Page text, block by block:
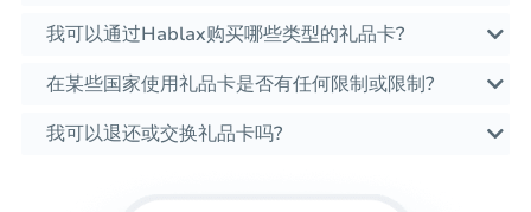
我可以通过Hablax购买哪些类型的礼品卡?
在某些国家使用礼品卡是否有任何限制或限制?
我可以退还或交换礼品卡吗?